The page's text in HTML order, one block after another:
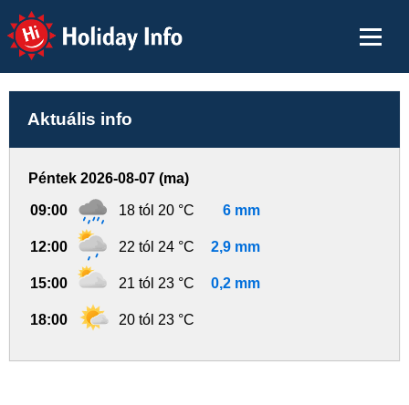
Holiday Info
Aktuális info
Péntek 2026-08-07 (ma)
09:00 18 tól 20 °C 6 mm
12:00 22 tól 24 °C 2,9 mm
15:00 21 tól 23 °C 0,2 mm
18:00 20 tól 23 °C